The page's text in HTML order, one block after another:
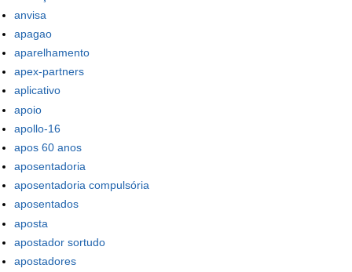
anvisa
apagao
aparelhamento
apex-partners
aplicativo
apoio
apollo-16
apos 60 anos
aposentadoria
aposentadoria compulsória
aposentados
aposta
apostador sortudo
apostadores